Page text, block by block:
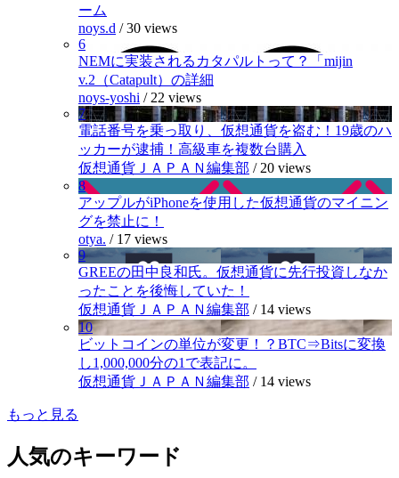
ーム
noys.d /30 views
6
NEMに実装されるカタパルトって？「mijin
v.2（Catapult）の詳細
noys-yoshi / 22 views
7
電話番号を乗っ取り、仮想通貨を盗む！19歳のハ
ッカーが逮捕！高級車を複数台購入
仮想通貨ＪＡＰＡＮ編集部 / 20 views
8
アップルがiPhoneを使用した仮想通貨のマイニン
グを禁止に！
otya. / 17 views
9
GREEの田中良和氏。仮想通貨に先行投資しなか
ったことを後悔していた！
仮想通貨ＪＡＰＡＮ編集部 / 14 views
10
ビットコインの単位が変更！？BTC⇒Bitsに変換
し1,000,000分の1で表記に。
仮想通貨ＪＡＰＡＮ編集部 / 14 views
もっと見る
人気のキーワード